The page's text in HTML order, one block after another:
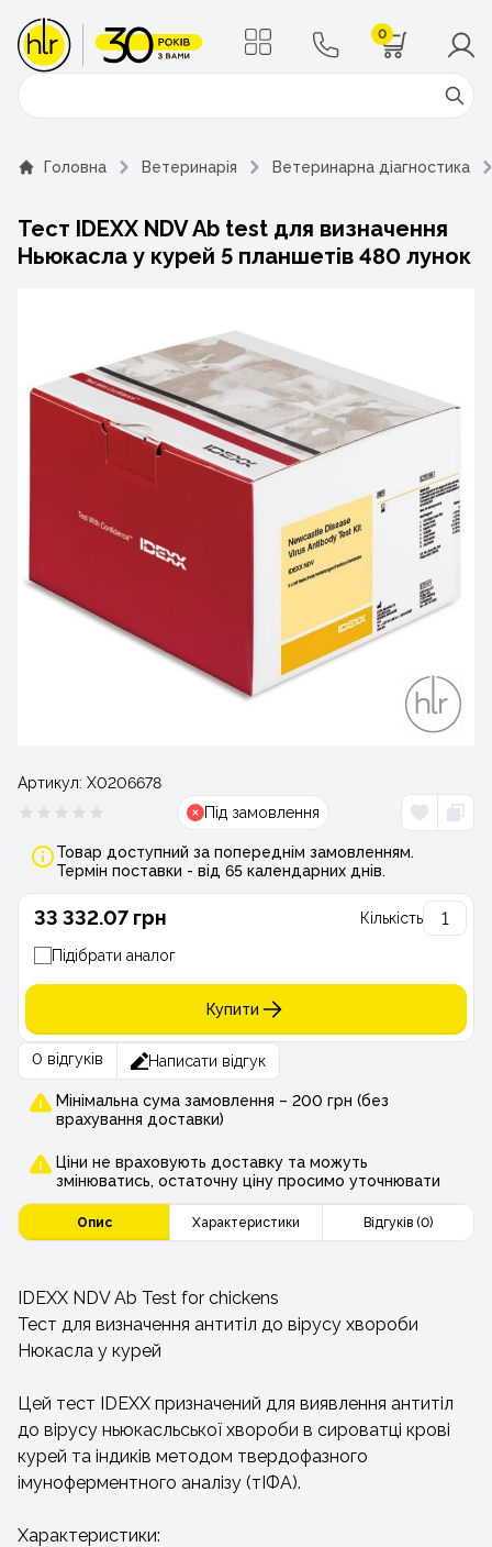
0
Поиск
Головна Ветеринарія Ветеринарна діагностика
Тест IDEXX NDV Ab test для визначення
Ньюкасла у курей 5 планшетів 480 лунок
Артикул: Х0206678
Під замовлення
Товар доступний за попереднім замовленням.
Термін поставки - від 65 календарних днів.
33 332.07 грн Кількість
Підібрати аналог
Купити
0 відгуків Написати відгук
Мінімальна сума замовлення – 200 грн (без
врахування доставки)
Ціни не враховують доставку та можуть
змінюватись, остаточну ціну просимо уточнювати
Опис Характеристики Відгуків (0)
IDEXX NDV Ab Test for chickens
Тест для визначення антитіл до вірусу хвороби
Нюкасла у курей
Цей тест IDEXX призначений для виявлення антитіл
до вірусу ньюкасльської хвороби в сироватці крові
курей та індиків методом твердофазного
імуноферментного аналізу (тІФА).
Характеристики: